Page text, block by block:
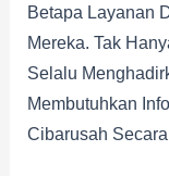
Betapa Layanan
Mereka. Tak
Selalu
Membutuhkan
Cibarusah